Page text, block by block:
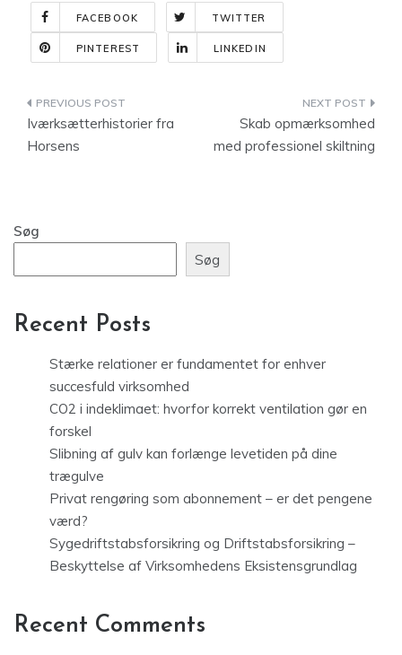
FACEBOOK TWITTER
PINTEREST LINKEDIN
Indlægsnavigation
Iværksætterhistorier fra
Horsens
Skab opmærksomhed
med professionel skiltning
Søg
Søg
Recent Posts
Stærke relationer er fundamentet for enhver
succesfuld virksomhed
CO2 i indeklimaet: hvorfor korrekt ventilation gør en
forskel
Slibning af gulv kan forlænge levetiden på dine
trægulve
Privat rengøring som abonnement – er det pengene
værd?
Sygedriftstabsforsikring og Driftstabsforsikring –
Beskyttelse af Virksomhedens Eksistensgrundlag
Recent Comments